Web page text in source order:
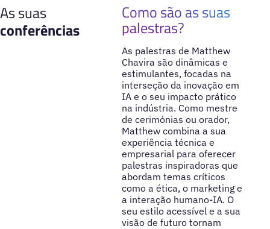
As suas
conferências
Como são as suas
palestras?
As palestras de Matthew
Chavira são dinâmicas e
estimulantes, focadas na
interseção da inovação em
IA e o seu impacto prático
na indústria. Como mestre
de cerimónias ou orador,
Matthew combina a sua
experiência técnica e
empresarial para oferecer
palestras inspiradoras que
abordam temas críticos
como a ética, o marketing e
a interação humano-IA. O
seu estilo acessível e a sua
visão de futuro tornam